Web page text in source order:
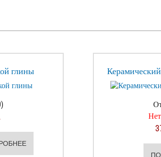
глины